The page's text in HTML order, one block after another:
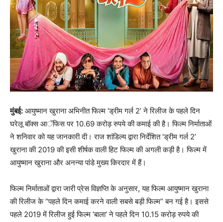
मुंबई: आयुष्मान खुराना अभिनीत फिल्म ‘ड्रीम गर्ल 2’ ने रिलीज के पहले दिन
घरेलू बॉक्स आॅफिस पर 10.69 करोड़ रुपये की कमाई की है। फिल्म निर्माताओं
ने शनिवार को यह जानकारी दी। राज शांडिल्य द्वारा निर्देशित ‘ड्रीम गर्ल 2’
खुराना की 2019 की इसी शीर्षक वाली हिट फिल्म की अगली कड़ी है। फिल्म में
आयुष्मान खुराना और अनन्या पांडे मुख्य किरदार में हैं।
फिल्म निर्माताओं द्वारा जारी प्रेस विज्ञप्ति के अनुसार, यह फिल्म आयुष्मान खुराना
की रिलीज के “पहले दिन कमाई करने वाली सबसे बड़ी फिल्म” बन गई है। इससे
पहले 2019 में रिलीज हुई फिल्म ‘बाला’ ने पहले दिन 10.15 करोड़ रुपये की